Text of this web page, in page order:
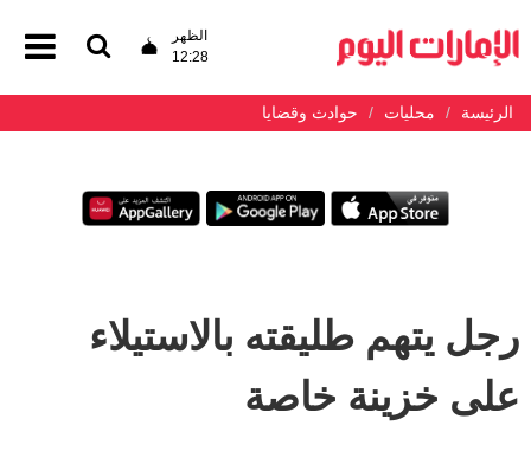
الظهر
12:28
الرئيسة محليات حوادث وقضايا
رجل يتهم طليقته بالاستيلاء
على خزينة خاصة